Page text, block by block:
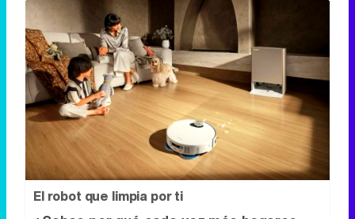
El robot que limpia por ti
¿Sabes por qué cada vez más hogares
usan robot aspirador?